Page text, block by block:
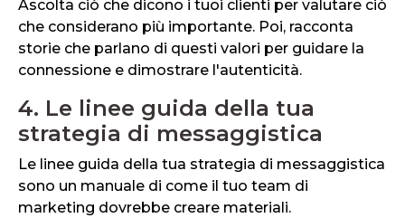
Ascolta ciò che dicono i tuoi clienti per valutare ciò
che considerano più importante. Poi, racconta
storie che parlano di questi valori per guidare la
connessione e dimostrare l'autenticità.
4. Le linee guida della tua
strategia di messaggistica
Le linee guida della tua strategia di messaggistica
sono un manuale di come il tuo team di
marketing dovrebbe creare materiali.